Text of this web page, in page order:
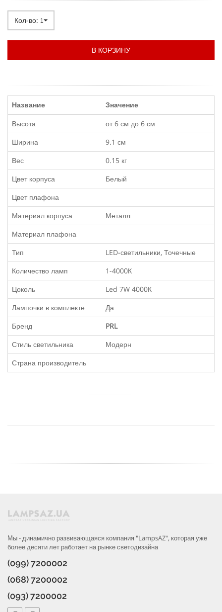
Кол-во: 1
В КОРЗИНУ
Название
Значение
Высота
от 6 см до 6 см
Ширина
9.1 см
Вес
0.15 кг
Цвет корпуса
Белый
Цвет плафона
Материал корпуса
Металл
Материал плафона
Тип
LED-светильники, Точечные
Количество ламп
1-4000К
Цоколь
Led 7W 4000К
Лампочки в комплекте
Да
Бренд
PRL
Стиль светильника
Модерн
Страна производитель
Мы - динамично развивающаяся компания "LampsAZ", которая уже
более десяти лет работает на рынке светодизайна
(099) 7200002
(068) 7200002
(093) 7200002